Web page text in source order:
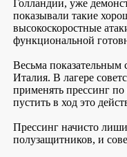
Голландии, уже
показывали такие
высокоскоростные
функциональной
Весьма
Италия. В лагере
применять прессинг
пустить в ход это
Прессинг начисто
полузащитников, и